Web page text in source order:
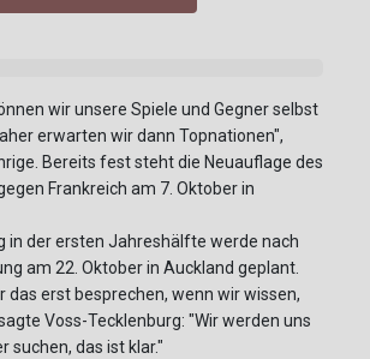
wir unsere Spiele und Gegner selbst
erwarten wir dann Topnationen",
Bereits fest steht die Neuauflage des
Frankreich am 7. Oktober in
in der ersten Jahreshälfte werde nach
am 22. Oktober in Auckland geplant.
das erst besprechen, wenn wir wissen,
Voss-Tecklenburg: "Wir werden uns
suchen, das ist klar."